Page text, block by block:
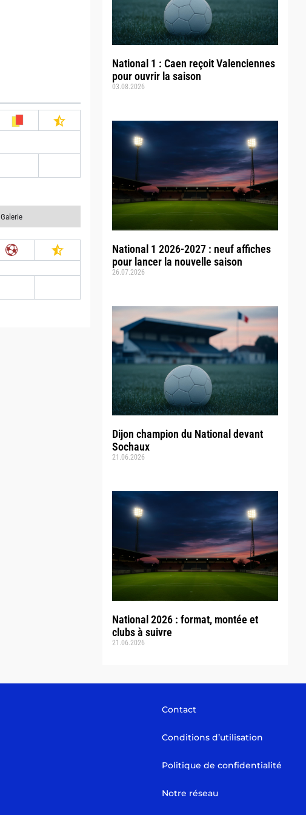
National 1 : Caen reçoit Valenciennes
pour ouvrir la saison
03.08.2026
National 1 2026-2027 : neuf affiches
pour lancer la nouvelle saison
26.07.2026
Dijon champion du National devant
Sochaux
21.06.2026
National 2026 : format, montée et
clubs à suivre
21.06.2026
Galerie
Contact
Conditions d’utilisation
Politique de confidentialité
Notre réseau